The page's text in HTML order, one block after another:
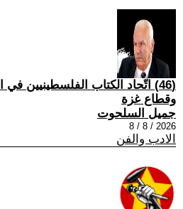
(46) اتّحاد الكتاب الفلسطينيين في
وقطاع غزة
جميل السلحوت
2026 / 8 / 8
الادب والفن